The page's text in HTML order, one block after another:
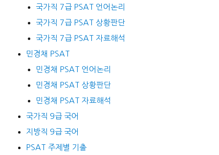
국가직 7급 PSAT 언어논리
국가직 7급 PSAT 상황판단
국가직 7급 PSAT 자료해석
민경채 PSAT
민경채 PSAT 언어논리
민경채 PSAT 상황판단
민경채 PSAT 자료해석
국가직 9급 국어
지방직 9급 국어
PSAT 주제별 기출